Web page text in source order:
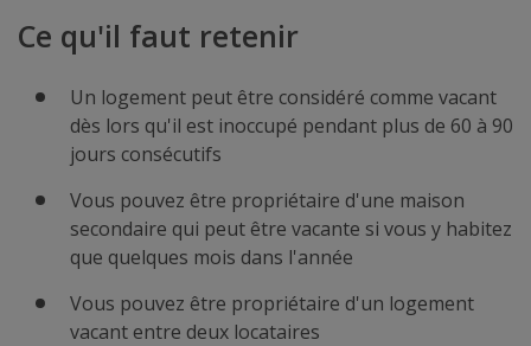
Ce qu'il faut retenir
Un logement peut être considéré comme vacant
dès lors qu'il est inoccupé pendant plus de 60 à 90
jours consécutifs
Vous pouvez être propriétaire d'une maison
secondaire qui peut être vacante si vous y habitez
que quelques mois dans l'année
Vous pouvez être propriétaire d'un logement
vacant entre deux locataires